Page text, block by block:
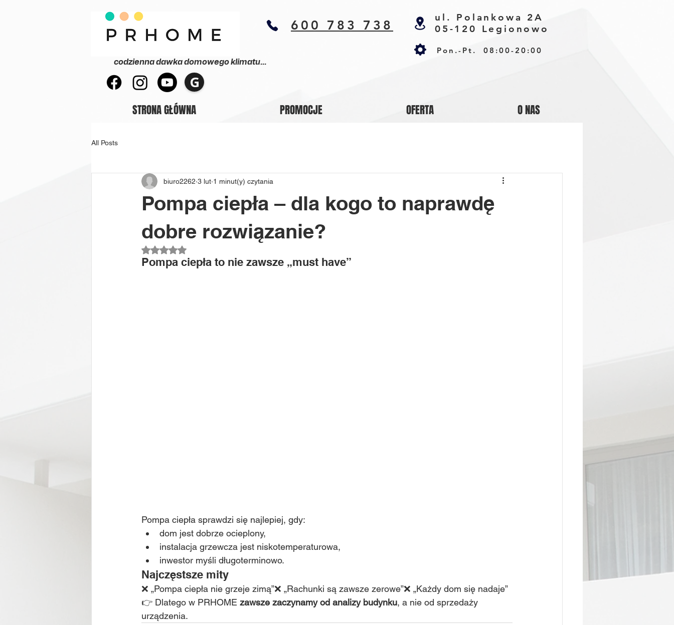
codzienna dawka domowego klimatu...
G
600 783 738
ul. Polankowa 2A
05-120 Legionowo
Pon.-Pt. 08:00-20:00
STRONA GŁÓWNA PROMOCJE OFERTA O NAS
All Posts
Pompa ciepła – dla kogo to naprawdę
dobre rozwiązanie?
biuro2262 3 lut 1 minut(y) czytania
Oceniono na NaN z 5 gwiazdek.
Pompa ciepła to nie zawsze „must have”
Pompa ciepła sprawdzi się najlepiej, gdy:
dom jest dobrze ocieplony,
instalacja grzewcza jest niskotemperaturowa,
inwestor myśli długoterminowo.
Najczęstsze mity
❌ „Pompa ciepła nie grzeje zimą”❌ „Rachunki są zawsze zerowe”❌ „Każdy dom się nadaje”
👉 Dlatego w PRHOME zawsze zaczynamy od analizy budynku, a nie od sprzedaży
urządzenia.